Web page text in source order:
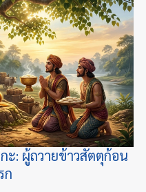
: ผู้ถวายข้าวสัตตุก้อน
ก